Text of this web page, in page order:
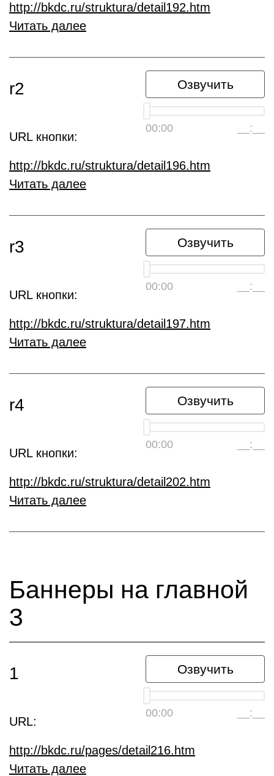
http://bkdc.ru/struktura/detail192.htm
Читать далее
Озвучить
00:00 __:__
r2
URL кнопки:
http://bkdc.ru/struktura/detail196.htm
Читать далее
Озвучить
00:00 __:__
r3
URL кнопки:
http://bkdc.ru/struktura/detail197.htm
Читать далее
Озвучить
00:00 __:__
r4
URL кнопки:
http://bkdc.ru/struktura/detail202.htm
Читать далее
Баннеры на главной
3
Озвучить
00:00 __:__
1
URL:
http://bkdc.ru/pages/detail216.htm
Читать далее